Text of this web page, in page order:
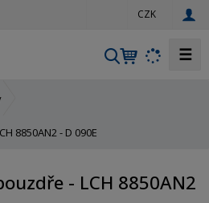
CZK
V
a
t
☰
8850AN2 - D 090E
- LCH 8850AN2